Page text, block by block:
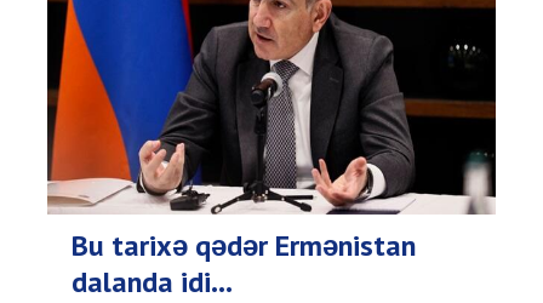
Bu tarixə qədər Ermənistan
dalanda idi...